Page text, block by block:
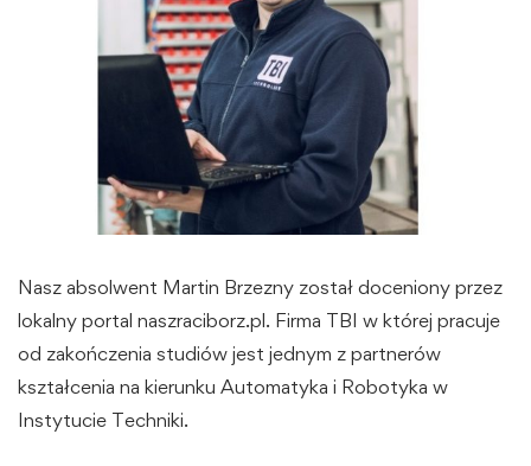
Nasz absolwent Martin Brzezny został doceniony przez
lokalny portal naszraciborz.pl. Firma TBI w której pracuje
od zakończenia studiów jest jednym z partnerów
kształcenia na kierunku Automatyka i Robotyka w
Instytucie Techniki.